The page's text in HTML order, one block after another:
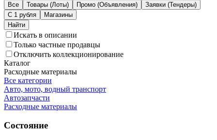
Все Товары (Лоты) Промо (Объявления)
Заявки (Тендеры)
С 1 рубля
Магазины
Искать в описании
Только частные продавцы
Отключить коллекционирование
Каталог
Расходные материалы
Все категории
Авто, мото, водный транспорт
Автозапчасти
Расходные материалы
Состояние